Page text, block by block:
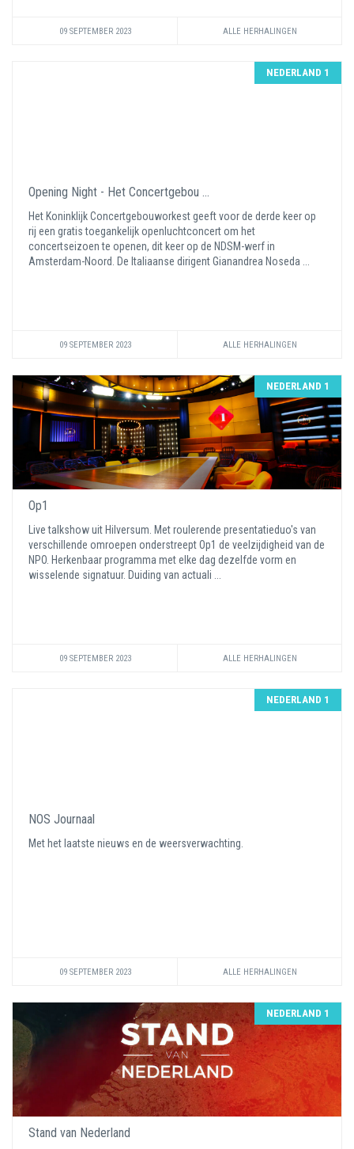
09 SEPTEMBER 2023 ALLE HERHALINGEN
NEDERLAND 1
Opening Night - Het Concertgebou ...
Het Koninklijk Concertgebouworkest geeft voor de derde keer op
rij een gratis toegankelijk openluchtconcert om het
concertseizoen te openen, dit keer op de NDSM-werf in
Amsterdam-Noord. De Italiaanse dirigent Gianandrea Noseda ...
09 SEPTEMBER 2023 ALLE HERHALINGEN
NEDERLAND 1
Op1
Live talkshow uit Hilversum. Met roulerende presentatieduo's van
verschillende omroepen onderstreept Op1 de veelzijdigheid van de
NPO. Herkenbaar programma met elke dag dezelfde vorm en
wisselende signatuur. Duiding van actuali ...
09 SEPTEMBER 2023 ALLE HERHALINGEN
NEDERLAND 1
NOS Journaal
Met het laatste nieuws en de weersverwachting.
09 SEPTEMBER 2023 ALLE HERHALINGEN
NEDERLAND 1
Stand van Nederland